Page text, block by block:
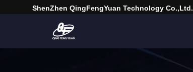
ShenZhen QingFengYuan Technology Co.,Ltd.